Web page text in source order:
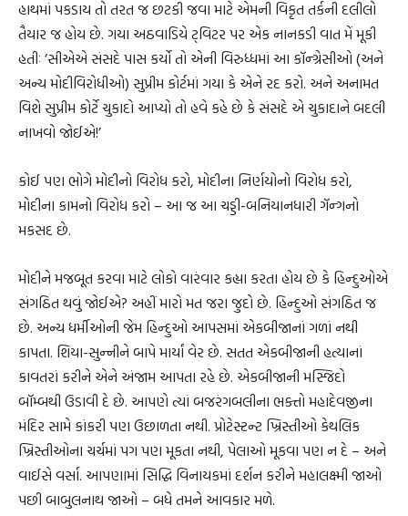
હાથમાં પકડાય તો તરત જ છટકી જવા માટે એમની વિકૃત તર્કની દલીલો
તૈયાર જ હોય છે. ગયા અઠવાડિયે ટ્‌વિટર પર એક નાનકડી વાત મેં મૂકી
હતીઃ ‘સીએએ સંસદે પાસ કર્યો તો એની વિરુધ્ધમાં આ કૉન્ગ્રેસીઓ (અને
અન્ય મોદીવિરોધીઓ) સુપ્રીમ કોર્ટમાં ગયા કે એને રદ કરો. અને અનામત
વિશે સુપ્રીમ કોર્ટે ચુકાદો આપ્યો તો હવે કહે છે કે સંસદે એ ચુકાદાને બદલી
નાખવો જોઈએ!’
કોઈ પણ ભોગે મોદીનો વિરોધ કરો, મોદીના નિર્ણયોનો વિરોધ કરો,
મોદીના કામનો વિરોધ કરો – આ જ આ ચડ્ડી-બનિયાનધારી ગૅન્ગનો
મકસદ છે.
મોદીને મજબૂત કરવા માટે લોકો વારંવાર કહ્યા કરતા હોય છે કે હિન્દુઓએ
સંગઠિત થવું જોઈએ? અહીં મારો મત જરા જુદો છે. હિન્દુઓ સંગઠિત જ
છે. અન્ય ધર્મીઓની જેમ હિન્દુઓ આપસમાં એકબીજાનાં ગળાં નથી
કાપતા. શિયા-સુન્નીને બાપે માર્યાં વેર છે. સતત એકબીજાની હત્યાનાં
કાવતરાં કરીને એને અંજામ આપતા રહે છે. એકબીજાની મસ્જિદો
બૉમ્બથી ઉડાવી દે છે. આપણે ત્યાં બજરંગબલીના ભક્તો મહાદેવજીના
મંદિર સામે કાંકરી પણ ઉછાળતા નથી. પ્રોટેસ્ટન્ટ ખ્રિસ્તીઓ કેથલિક
ખ્રિસ્તીઓના ચર્ચમાં પગ પણ મૂકતા નથી, પેલાઓ મૂકવા પણ ન દે – અને
વાઈસે વર્સા. આપણામાં સિદ્ધિ વિનાયકમાં દર્શન કરીને મહાલક્ષ્મી જાઓ
પછી બાબુલનાથ જાઓ – બધે તમને આવકાર મળે.